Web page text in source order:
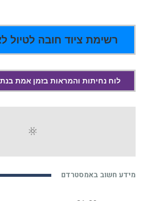
רשימת ציוד חובה לטיול
לוח נחיתות והמראות בזמן אמת
מידע חשוב באמסטרדם